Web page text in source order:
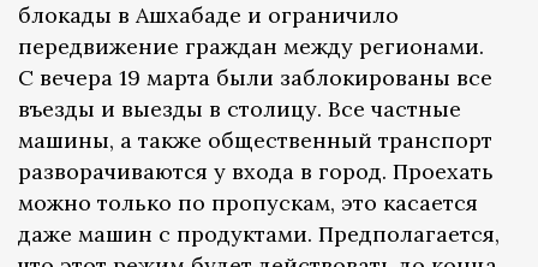
блокады в Ашхабаде и ограничило
передвижение граждан между регионами.
С вечера 19 марта были заблокированы все
въезды и выезды в столицу. Все частные
машины, а также общественный транспорт
разворачиваются у входа в город. Проехать
можно только по пропускам, это касается
даже машин с продуктами. Предполагается,